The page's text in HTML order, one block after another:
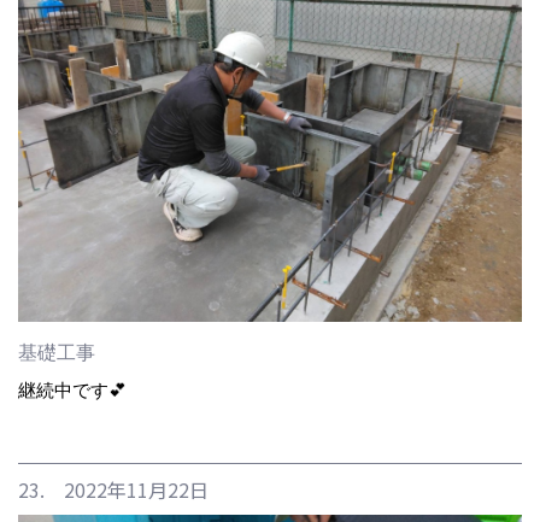
基礎工事
継続中です💕
23. 2022年11月22日